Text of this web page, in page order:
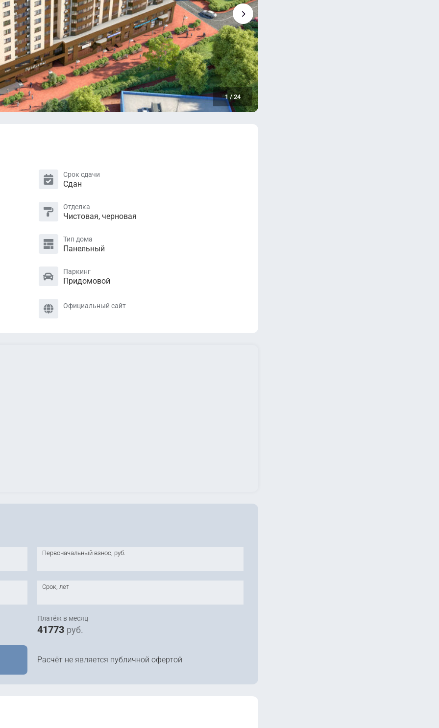
1 /24
Срок сдачи
Сдан
Отделка
Чистовая, черновая
Тип дома
Панельный
Паркинг
Придомовой
Официальный сайт
Первоначальный взнос, руб.
Срок, лет
Платёж в месяц
41773 руб.
Расчёт не является публичной офертой